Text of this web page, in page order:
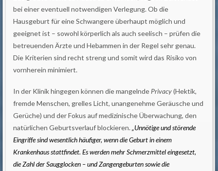
bei einer eventuell notwendigen Verlegung. Ob die
Hausgeburt für eine Schwangere überhaupt möglich und
geeignet ist – sowohl körperlich als auch seelisch – prüfen die
betreuenden Ärzte und Hebammen in der Regel sehr genau.
Die Kriterien sind recht streng und somit wird das Risiko von
vornherein minimiert.
In der Klinik hingegen können die mangelnde Privacy(Hektik,
fremde Menschen, grelles Licht, unangenehme Geräusche und
Gerüche) und der Fokus auf medizinische Überwachung, den
natürlichen Geburtsverlauf blockieren.„Unnötige und störende
Eingriffe sind wesentlich häufiger, wenn die Geburt in einem
Krankenhaus stattfindet. Es werden mehr Schmerzmittel eingesetzt,
die Zahl der Saugglocken – und Zangengeburten sowie die